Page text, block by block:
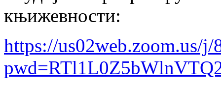
књижевности:
https://us02web.zoom.us/j/